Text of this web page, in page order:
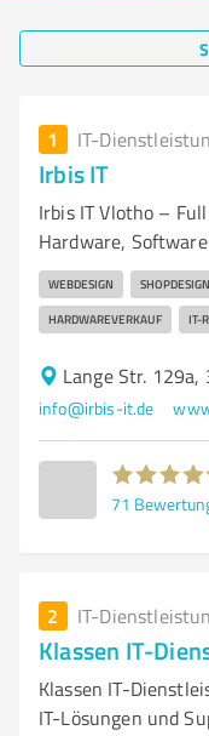
1 IT-
Irbis IT
Irbis IT Vlotho –
Hardware,
WEBDESIGN SHOPDESIGN
HARDWAREVERKAUF IT-
Lange Str.
info@irbis-it.de
71
2 IT-
Klassen IT-
Klassen IT-
IT-Lösungen und